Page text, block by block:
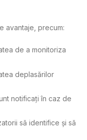
avantaje, precum:
de a monitoriza
deplasărilor
notificați în caz de
să identifice și să